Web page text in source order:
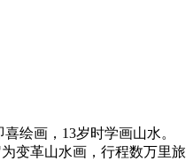
画，13岁时学画山水。
变革山水画，行程数万里旅